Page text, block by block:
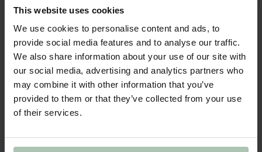
This website uses cookies
We use cookies to personalise content and ads, to
provide social media features and to analyse our traffic.
We also share information about your use of our site with
our social media, advertising and analytics partners who
may combine it with other information that you’ve
provided to them or that they’ve collected from your use
of their services.
- 50% BIENTÔT ÉPUISÉ !
Charm de sac en résine avec cœurs - rose
29.9915.00
Livraison dans: 1–2 jours ouvrés